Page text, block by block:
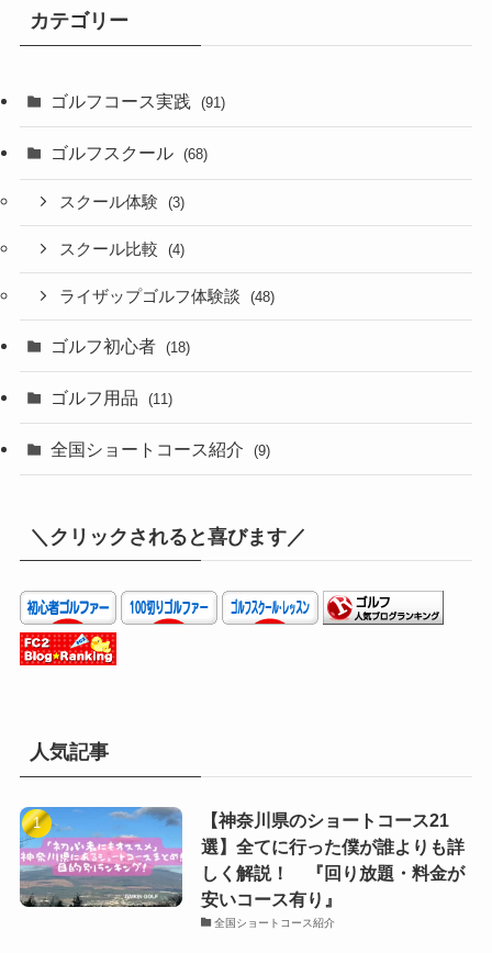
カテゴリー
ゴルフコース実践 (91)
ゴルフスクール (68)
スクール体験 (3)
スクール比較 (4)
ライザップゴルフ体験談 (48)
ゴルフ初心者 (18)
ゴルフ用品 (11)
全国ショートコース紹介 (9)
＼クリックされると喜びます／
人気記事
【神奈川県のショートコース21
選】全てに行った僕が誰よりも詳
しく解説！ 『回り放題・料金が
安いコース有り』
全国ショートコース紹介